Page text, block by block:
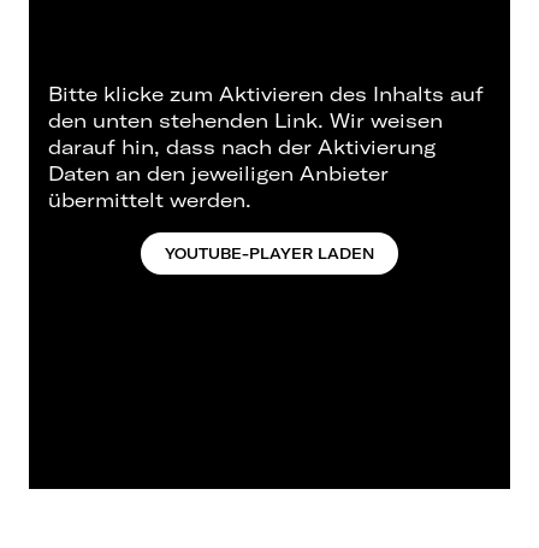
Bitte klicke zum Aktivieren des Inhalts auf
den unten stehenden Link. Wir weisen
darauf hin, dass nach der Aktivierung
Daten an den jeweiligen Anbieter
übermittelt werden.
YOUTUBE-PLAYER LADEN